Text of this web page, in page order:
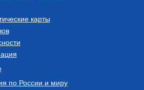
карты
по России и миру